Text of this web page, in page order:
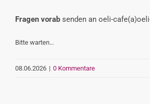
Fragen vorab senden an oeli-
Bitte warten…
08.06.2026 | 0 Kommentare